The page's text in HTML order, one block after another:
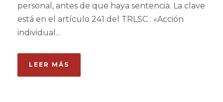
personal, antes de que haya sentencia. La clave
está en el artículo 241 del TRLSC : «Acción
individual...
LEER MÁS